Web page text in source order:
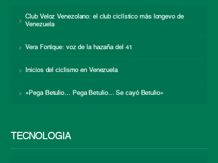
Club Veloz Venezolano: el club ciclístico más longevo de
Venezuela
Vera Fortique: voz de la hazaña del 41
Inicios del ciclismo en Venezuela
«Pega Betulio… Pega Betulio… Se cayó Betulio»
TECNOLOGÍA